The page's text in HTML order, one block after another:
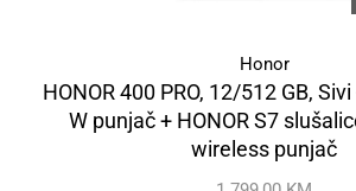
Honor
HONOR 400 PRO, 12/512 GB,
W punjač + HONOR S7
wireless punjač